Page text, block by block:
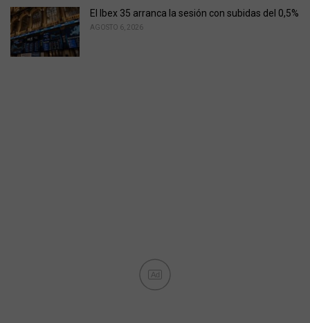
El Ibex 35 arranca la sesión con subidas del 0,5%
AGOSTO 6, 2026
Ad